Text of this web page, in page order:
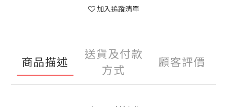
加入追蹤清單
商品描述
送貨及付款
方式
顧客評價